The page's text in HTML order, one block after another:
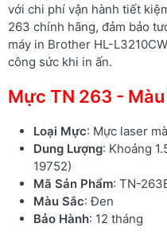
với chi phí vận hành tiết
263 chính hãng, đảm bảo
máy in Brother HL-
công sức khi in ấn.
Mực TN 263 -
Loại Mực: Mực laser
Dung Lượng: Khoảng
19752)
Mã Sản Phẩm: TN-
Màu Sắc: Đen
Bảo Hành: 12 tháng